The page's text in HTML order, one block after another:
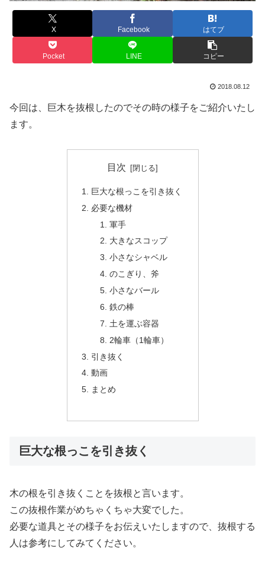
X Facebook はてブ
Pocket LINE コピー
2018.08.12
今回は、巨木を抜根したのでその時の様子をご紹介いたし
ます。
目次
巨大な根っこを引き抜く
必要な機材
軍手
大きなスコップ
小さなシャベル
のこぎり、斧
小さなバール
鉄の棒
土を運ぶ容器
2輪車（1輪車）
引き抜く
動画
まとめ
巨大な根っこを引き抜く
木の根を引き抜くことを抜根と言います。
この抜根作業がめちゃくちゃ大変でした。
必要な道具とその様子をお伝えいたしますので、抜根する
人は参考にしてみてください。